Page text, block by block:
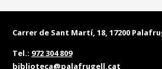
Carrer de Sant Martí, 18,
Tel.: 972 304 809
biblioteca@palafrugell.cat